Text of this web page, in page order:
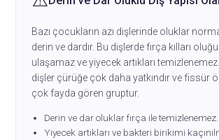
Bazı çocukların azı dişlerinde oluklar
derin ve dardır. Bu dişlerde fırça kılları
ulaşamaz ve yiyecek artıkları
dişler çürüğe çok daha yatkındır ve fissür
çok fayda gören gruptur.
Derin ve dar oluklar fırça ile temizlenemez.
Yiyecek artıkları ve bakteri birikimi